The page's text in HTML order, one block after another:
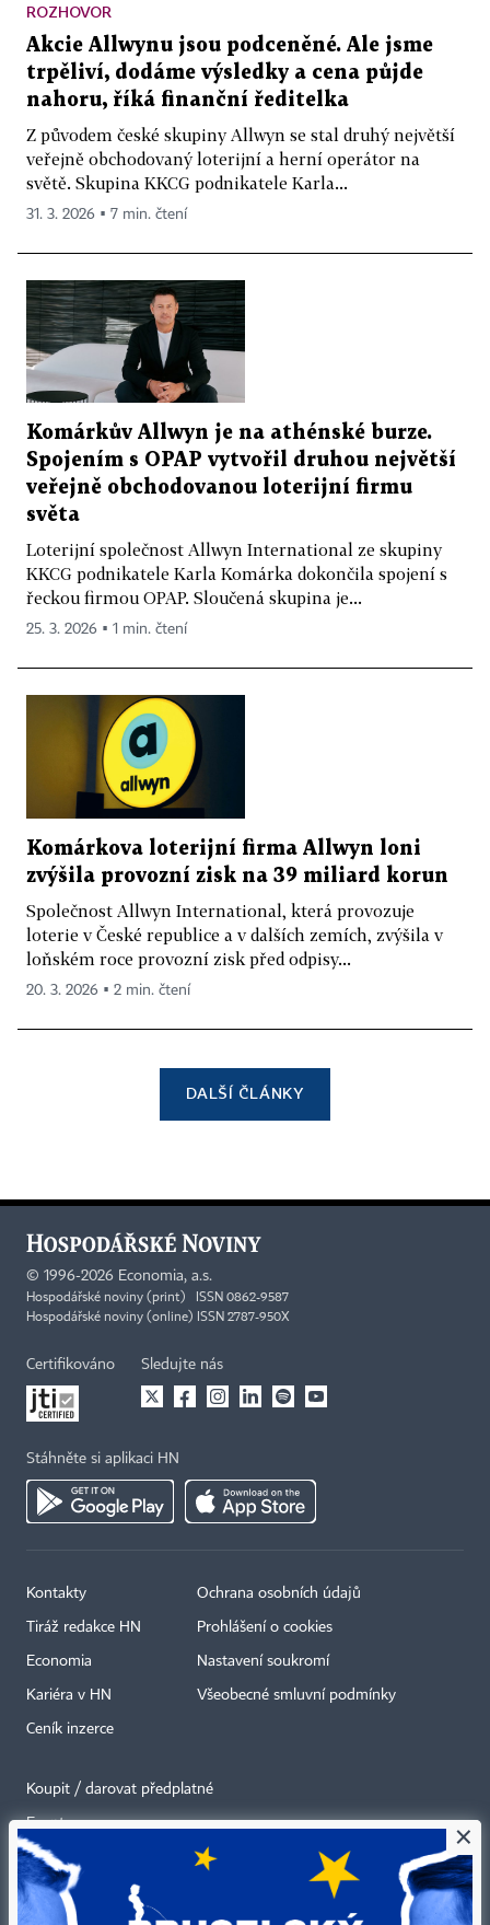
ROZHOVOR
Akcie Allwynu jsou podceněné. Ale jsme
trpěliví, dodáme výsledky a cena půjde
nahoru, říká finanční ředitelka
Z původem české skupiny Allwyn se stal druhý největší
veřejně obchodovaný loterijní a herní operátor na
světě. Skupina KKCG podnikatele Karla...
31. 3. 2026 ▪ 7 min. čtení
Komárkův Allwyn je na athénské burze.
Spojením s OPAP vytvořil druhou největší
veřejně obchodovanou loterijní firmu
světa
Loterijní společnost Allwyn International ze skupiny
KKCG podnikatele Karla Komárka dokončila spojení s
řeckou firmou OPAP. Sloučená skupina je...
25. 3. 2026 ▪ 1 min. čtení
Komárkova loterijní firma Allwyn loni
zvýšila provozní zisk na 39 miliard korun
Společnost Allwyn International, která provozuje
loterie v České republice a v dalších zemích, zvýšila v
loňském roce provozní zisk před odpisy...
20. 3. 2026 ▪ 2 min. čtení
DALŠÍ ČLÁNKY
© 1996-2026 Economia, a.s.
Hospodářské noviny (print) ISSN 0862-9587
Hospodářské noviny (online) ISSN 2787-950X
Certifikováno Sledujte nás
Stáhněte si aplikaci HN
Kontakty
Tiráž redakce HN
Economia
Kariéra v HN
Ceník inzerce
Ochrana osobních údajů
Prohlášení o cookies
Nastavení soukromí
Všeobecné smluvní podmínky
Koupit / darovat předplatné
Eventy
Newslettery
RSS kanály
×